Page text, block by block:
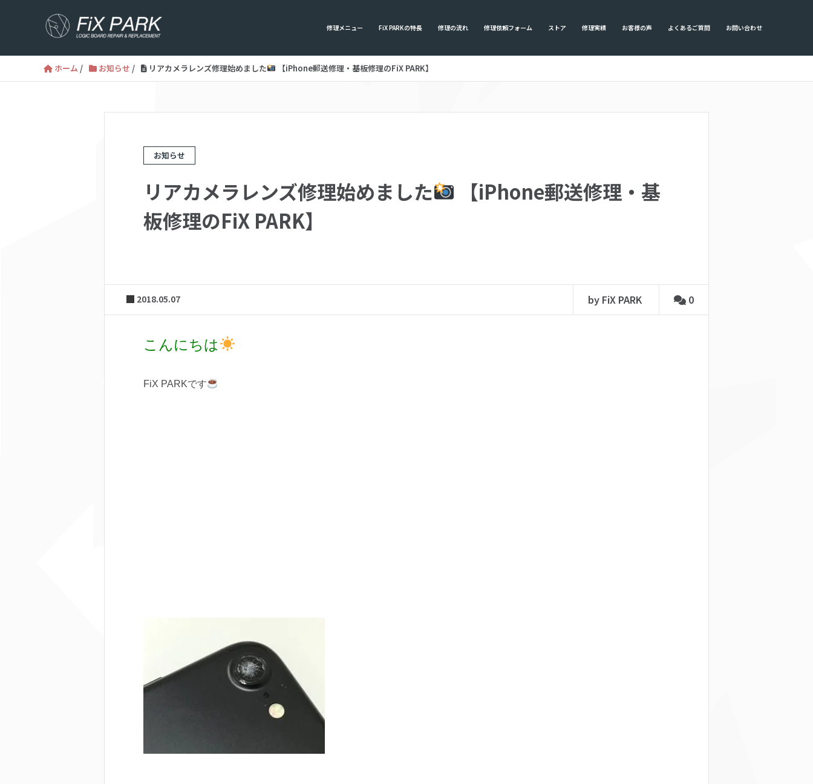
修理メニュー FiX PARKの特長 修理の流れ 修理依頼フォーム ストア 修理実績 お客様の声 よくあるご質問 お問い合わせ
ホーム / お知らせ / リアカメラレンズ修理始めました 【iPhone郵送修理・基板修理のFiX PARK】
お知らせ
リアカメラレンズ修理始めました
【iPhone郵送修理・基
板修理のFiX PARK】
2018.05.07 by FiX PARK 0
こんにちは
FiX PARKです